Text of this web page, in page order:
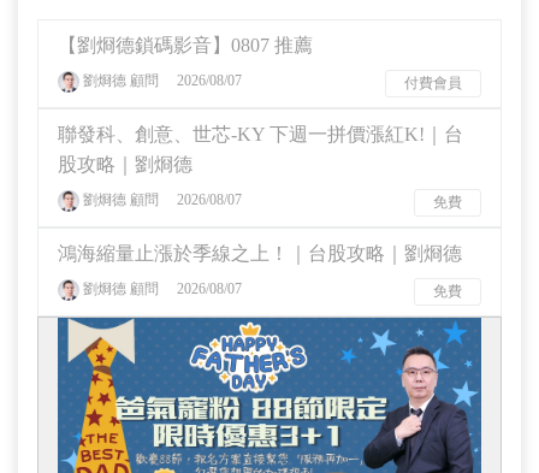
【劉烱德鎖碼影音】0807 推薦
劉烱德 顧問 2026/08/07 付費會員
聯發科、創意、世芯-KY 下週一拼價漲紅K!｜台
股攻略｜劉烱德
劉烱德 顧問 2026/08/07 免費
鴻海縮量止漲於季線之上！｜台股攻略｜劉烱德
劉烱德 顧問 2026/08/07 免費